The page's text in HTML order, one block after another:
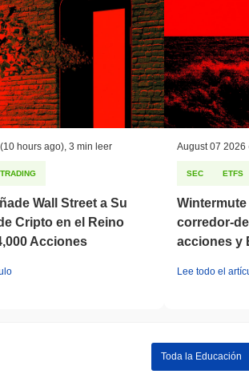
(10 hours ago) 3 min leer
TRADING
Wall Street a Su
Cripto en el Reino
Acciones
August 07 2026
SEC ETFS
corredor-
acciones y
Lee todo el
Toda la Educación